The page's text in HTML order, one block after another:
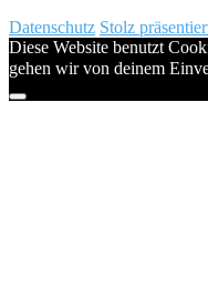
Datenschutz Stolz
Diese Website benutzt
gehen wir von deinem